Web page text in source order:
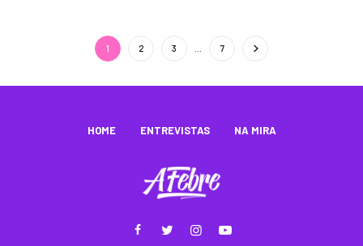
1 2 3 7
HOME ENTREVISTAS NA MIRA